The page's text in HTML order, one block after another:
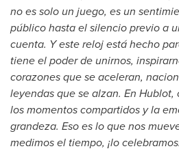
no es solo un juego, es un
público hasta el silencio previo a
cuenta. Y este reloj está hecho
tiene el poder de unirnos,
corazones que se aceleran,
leyendas que se alzan. En
los momentos compartidos y la
grandeza. Eso es lo que nos
medimos el tiempo, ¡lo